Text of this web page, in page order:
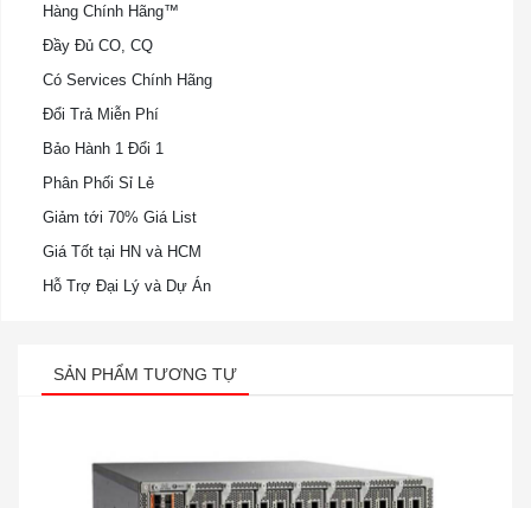
Hàng Chính Hãng™
Đầy Đủ CO, CQ
Có Services Chính Hãng
Đổi Trả Miễn Phí
Bảo Hành 1 Đổi 1
Phân Phối Sỉ Lẻ
Giảm tới 70% Giá List
Giá Tốt tại HN và HCM
Hỗ Trợ Đại Lý và Dự Án
SẢN PHẨM TƯƠNG TỰ